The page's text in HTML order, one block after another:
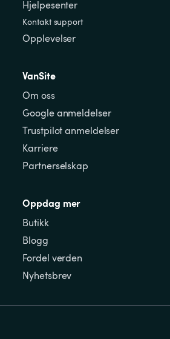
Hjelpesenter
Kontakt support
Opplevelser
VanSite
Om oss
Google anmeldelser
Trustpilot anmeldelser
Karriere
Partnerselskap
Oppdag mer
Butikk
Blogg
Fordel verden
Nyhetsbrev